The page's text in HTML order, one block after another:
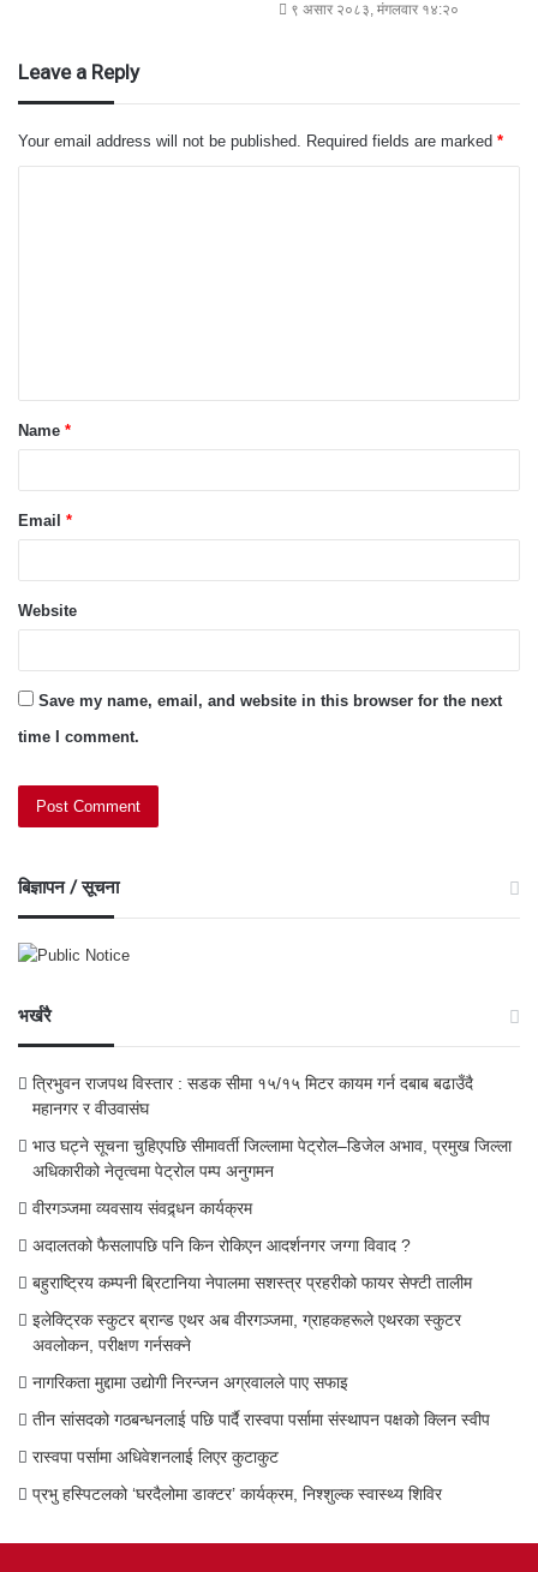
९ असार २०८३, मंगलवार १४:२०
Leave a Reply
Your email address will not be published. Required fields are marked *
t
*Name *
Email *
Website
Save my name, email, and website in this browser for the next
time I comment.
बिज्ञापन / सूचना
भर्खरै
त्रिभुवन राजपथ विस्तार : सडक सीमा १५/१५ मिटर कायम गर्न दबाब बढाउँदै
महानगर र वीउवासंघ
भाउ घट्ने सूचना चुहिएपछि सीमावर्ती जिल्लामा पेट्रोल–डिजेल अभाव, प्रमुख जिल्ला
अधिकारीको नेतृत्वमा पेट्रोल पम्प अनुगमन
वीरगञ्जमा व्यवसाय संवद्र्धन कार्यक्रम
अदालतको फैसलापछि पनि किन रोकिएन आदर्शनगर जग्गा विवाद ?
बहुराष्ट्रिय कम्पनी ब्रिटानिया नेपालमा सशस्त्र प्रहरीको फायर सेफ्टी तालीम
इलेक्ट्रिक स्कुटर ब्रान्ड एथर अब वीरगञ्जमा, ग्राहकहरूले एथरका स्कुटर
अवलोकन, परीक्षण गर्नसक्ने
नागरिकता मुद्दामा उद्योगी निरन्जन अग्रवालले पाए सफाइ
तीन सांसदको गठबन्धनलाई पछि पार्दै रास्वपा पर्सामा संस्थापन पक्षको क्लिन स्वीप
रास्वपा पर्सामा अधिवेशनलाई लिएर कुटाकुट
प्रभु हस्पिटलको ‘घरदैलोमा डाक्टर’ कार्यक्रम, निश्शुल्क स्वास्थ्य शिविर